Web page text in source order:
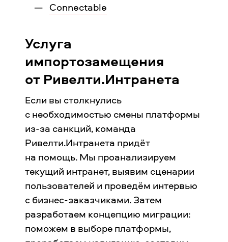
Connectable
Услуга
импортозамещения
от Ривелти.Интранета
Если вы столкнулись
с необходимостью смены платформы
из-за санкций, команда
Ривелти.Интранета придёт
на помощь. Мы проанализируем
текущий интранет, выявим сценарии
пользователей и проведём интервью
с бизнес-заказчиками. Затем
разработаем концепцию миграции:
поможем в выборе платформы,